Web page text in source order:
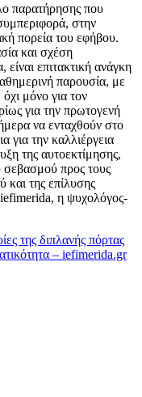
παρατήρησης που
στην
πορεία του εφήβου.
και σχέση
επιτακτική ανάγκη
παρουσία, με
όχι μόνο για τον
για την πρωτογενή
να ενταχθούν στο
για την καλλιέργεια
της αυτοεκτίμησης,
σεβασμού προς τους
και της επίλυσης
η ψυχολόγος-
της διπλανής πόρτας
– iefimerida.gr